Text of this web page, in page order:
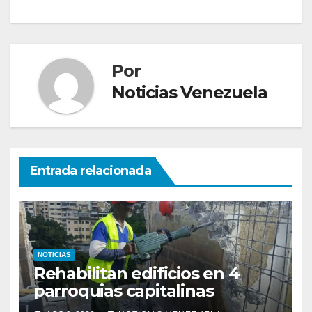
entradas
Por
Noticias Venezuela
Entrada relacionada
NOTICIAS
Rehabilitan edificios en 4
parroquias capitalinas